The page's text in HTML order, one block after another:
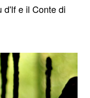
d'If e il Conte di